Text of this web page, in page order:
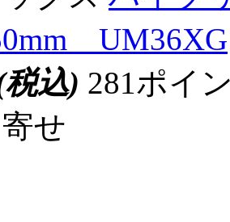
UM36XG
税込) 281ポイ
せ